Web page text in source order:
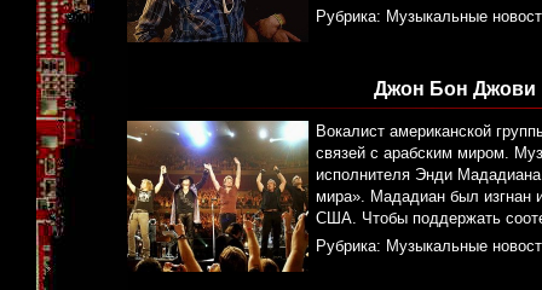
Рубрика: Музыкальные
Джон Бон Джови
Вокалист американской
связей с арабским миром.
исполнителя Энди
мира». Мададиан был изгнан
США. Чтобы поддержать
Рубрика: Музыкальные